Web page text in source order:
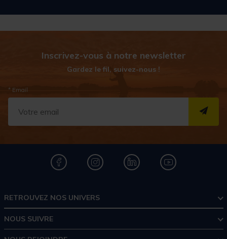
Inscrivez-vous à notre newsletter
Gardez le fil, suivez-nous !
* Email
RETROUVEZ NOS UNIVERS
NOUS SUIVRE